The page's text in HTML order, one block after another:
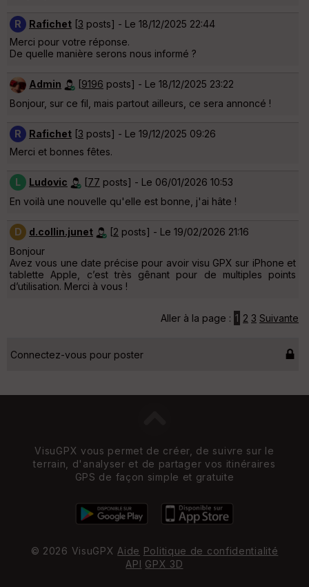
R Rafichet [3 posts] - Le 18/12/2025 22:44
Merci pour votre réponse.
De quelle manière serons nous informé ?
Admin [9196 posts] - Le 18/12/2025 23:22
Bonjour, sur ce fil, mais partout ailleurs, ce sera annoncé !
R Rafichet [3 posts] - Le 19/12/2025 09:26
Merci et bonnes fêtes.
L Ludovic [77 posts] - Le 06/01/2026 10:53
En voilà une nouvelle qu'elle est bonne, j'ai hâte !
D d.collin.junet [2 posts] - Le 19/02/2026 21:16
Bonjour
Avez vous une date précise pour avoir visu GPX sur iPhone et
tablette Apple, c’est très gênant pour de multiples points
d’utilisation. Merci à vous !
Aller à la page : 1 2 3 Suivante
Connectez-vous pour poster
VisuGPX vous permet de créer, de suivre sur le
terrain, d'analyser et de partager vos itinéraires
GPS de façon simple et gratuite
© 2026 VisuGPXAide Politique de confidentialité
API
GPX 3D